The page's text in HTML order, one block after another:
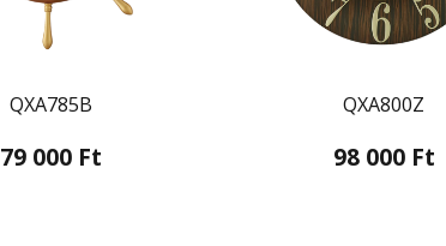
QXA785B
79 000 Ft
QXA800Z
98 000 Ft